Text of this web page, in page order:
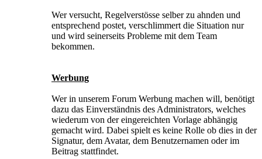
Wer versucht, Regelverstösse selber zu ahnden und
entsprechend postet, verschlimmert die Situation nur
und wird seinerseits Probleme mit dem Team
bekommen.
Werbung
Wer in unserem Forum Werbung machen will, benötigt
dazu das Einverständnis des Administrators, welches
wiederum von der eingereichten Vorlage abhängig
gemacht wird. Dabei spielt es keine Rolle ob dies in der
Signatur, dem Avatar, dem Benutzernamen oder im
Beitrag stattfindet.